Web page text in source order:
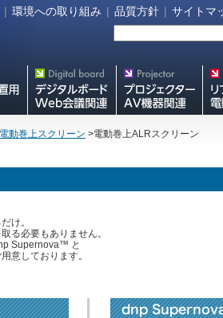
| 環境への取り組み | 品質方針 | サイトマ
器関連製品
電動巻上スクリーン >電動巻上ALRスクリーン
け。
る必要もありません。
Supernova™ と
意しております。